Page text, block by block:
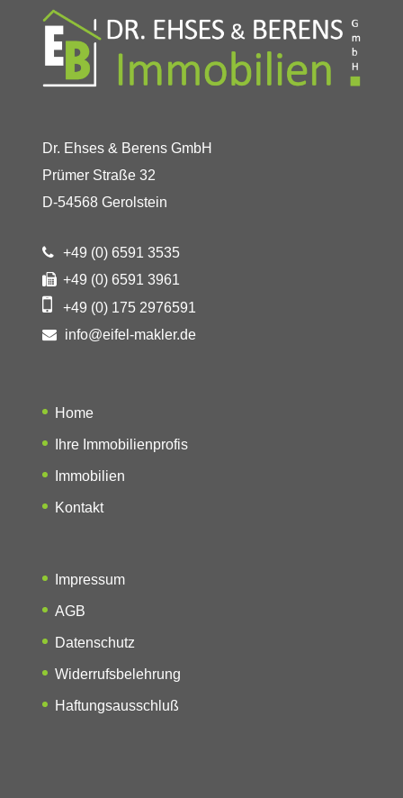
Dr. Ehses & Berens GmbH
Prümer Straße 32
D-54568 Gerolstein
+49 (0) 6591 3535
+49 (0) 6591 3961
+49 (0) 175 2976591
info@eifel-makler.de
Home
Ihre Immobilienprofis
Immobilien
Kontakt
Impressum
AGB
Datenschutz
Widerrufsbelehrung
Haftungsausschluß